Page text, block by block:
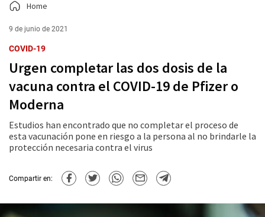
Home
9 de junio de 2021
COVID-19
Urgen completar las dos dosis de la
vacuna contra el COVID-19 de Pfizer o
Moderna
Estudios han encontrado que no completar el proceso de
esta vacunación pone en riesgo a la persona al no brindarle la
protección necesaria contra el virus
Compartir en: